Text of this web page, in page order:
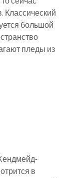
большой
пледы из
в